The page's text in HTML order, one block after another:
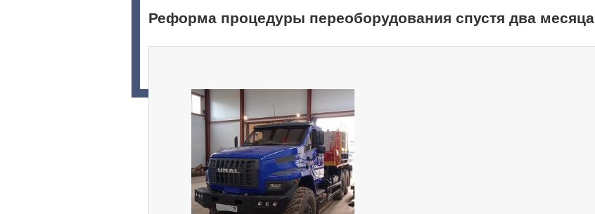
Реформа процедуры переоборудования спустя два месяца